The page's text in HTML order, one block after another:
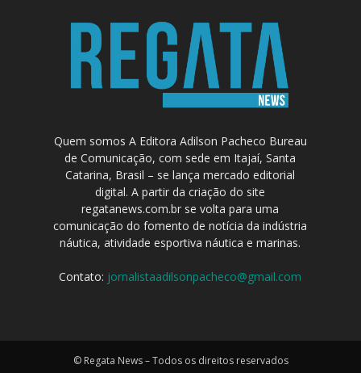
Quem somos A Editora Adilson Pacheco Bureau
de Comunicação, com sede em Itajaí, Santa
Catarina, Brasil – se lança mercado editorial
digital. A partir da criação do site
regatanews.com.br se volta para uma
comunicação do fomento de notícia da indústria
náutica, atividade esportiva náutica e marinas.
Contato: jornalistaadilsonpacheco@gmail.com
© Regata News – Todos os direitos reservados